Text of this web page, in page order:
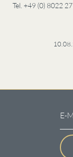
Tel. +49 (0) 8022
E-